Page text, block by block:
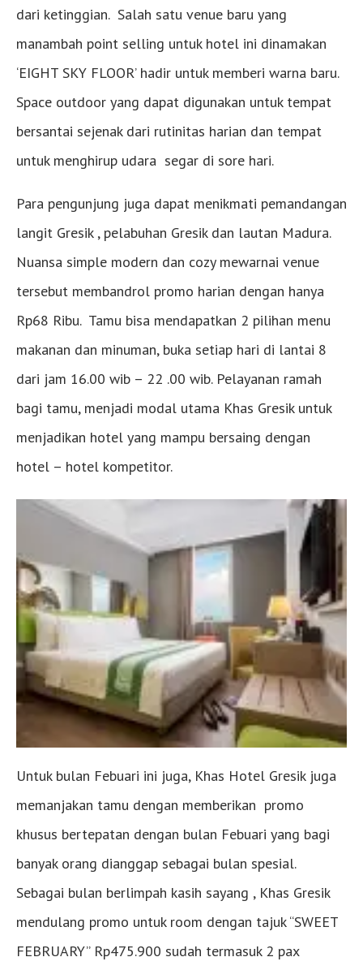
dari ketinggian. Salah satu venue baru yang
manambah point selling untuk hotel ini dinamakan
‘EIGHT SKY FLOOR’ hadir untuk memberi warna baru.
Space outdoor yang dapat digunakan untuk tempat
bersantai sejenak dari rutinitas harian dan tempat
untuk menghirup udara segar di sore hari.
Para pengunjung juga dapat menikmati pemandangan
langit Gresik , pelabuhan Gresik dan lautan Madura.
Nuansa simple modern dan cozy mewarnai venue
tersebut membandrol promo harian dengan hanya
Rp68 Ribu. Tamu bisa mendapatkan 2 pilihan menu
makanan dan minuman, buka setiap hari di lantai 8
dari jam 16.00 wib – 22 .00 wib. Pelayanan ramah
bagi tamu, menjadi modal utama Khas Gresik untuk
menjadikan hotel yang mampu bersaing dengan
hotel – hotel kompetitor.
Untuk bulan Febuari ini juga, Khas Hotel Gresik juga
memanjakan tamu dengan memberikan promo
khusus bertepatan dengan bulan Febuari yang bagi
banyak orang dianggap sebagai bulan spesial.
Sebagai bulan berlimpah kasih sayang , Khas Gresik
mendulang promo untuk room dengan tajuk “SWEET
FEBRUARY” Rp475.900 sudah termasuk 2 pax